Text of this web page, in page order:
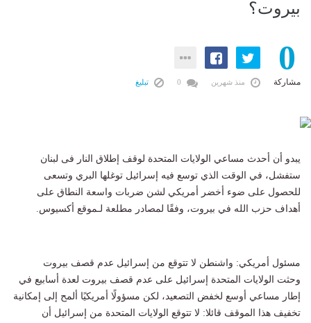
بيروت؟
0
مشاركة منذ شهرين تبليغ
يبدو أن أحدث مساعي الولايات المتحدة لوقف إطلاق النار فى لبنان
ستفشل، في الوقت الذي توسع فيه إسرائيل توغلها البري وتسعى
للحصول على ضوء أخضر أمريكي لشن ضربات واسعة النطاق على
أهداف حزب الله في بيروت، وفقًا لمصادر مطلعة لـموقع أكسيوس.
مسئول أمريكي: واشنطن لا تتوقع من إسرائيل عدم قصف بيروت
وحثت الولايات المتحدة إسرائيل على عدم قصف بيروت لعدة أسابيع في
إطار مساعي أوسع لخفض التصعيد، لكن مسؤولًا أمريكيًا ألمح إلى إمكانية
تخفيف هذا الموقف قائلا: لا تتوقع الولايات المتحدة من إسرائيل أن